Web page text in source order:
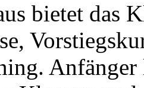
bietet das
Anfänger